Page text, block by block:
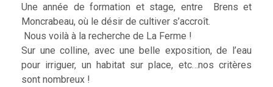
Une année de formation et stage, entre Brens et
Moncrabeau, où le désir de cultiver s’accroît.
Nous voilà à la recherche de La Ferme !
Sur une colline, avec une belle exposition, de l’eau
pour irriguer, un habitat sur place, etc…nos critères
sont nombreux !